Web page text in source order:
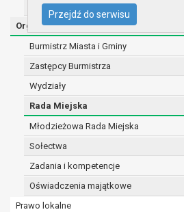
Straż Miejska
Organy
Burmistrz Miasta i Gminy
Zastępcy Burmistrza
Wydziały
Rada Miejska
Młodzieżowa Rada Miejska
Sołectwa
Zadania i kompetencje
Oświadczenia majątkowe
Prawo lokalne
e-mail:
Dane kontaktowe
telefon: 91 416 20 11
e-mail:iod@gryfino.pl
Pani/Pana dane osobowe
realizacji zadań
szeregu ustaw
zawarcia i realizacji
ochrony żywotnych
w pozostałych
W związku z
osobowych. Odbiorcami
Przejdź do serwisu